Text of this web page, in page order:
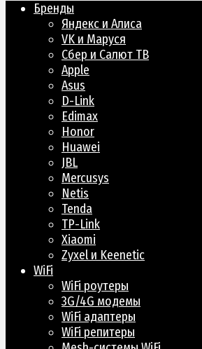
Бренды
Яндекс и Алиса
VK и Маруся
Сбер и Салют ТВ
Apple
Asus
D-Link
Edimax
Honor
Huawei
JBL
Mercusys
Netis
Tenda
TP-Link
Xiaomi
Zyxel и Keenetic
WiFi
WiFi роутеры
3G/4G модемы
WiFi адаптеры
WiFi репитеры